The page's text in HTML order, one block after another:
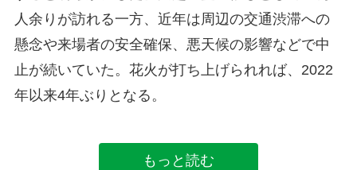
人余りが訪れる一方、近年は周辺の交通渋滞への
懸念や来場者の安全確保、悪天候の影響などで中
止が続いていた。花火が打ち上げられれば、2022
年以来4年ぶりとなる。
もっと読む